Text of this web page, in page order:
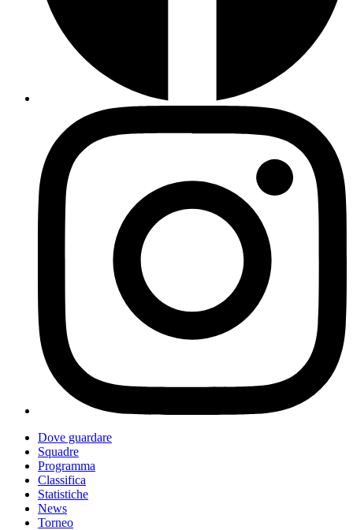
Dove guardare
Squadre
Programma
Classifica
Statistiche
News
Torneo